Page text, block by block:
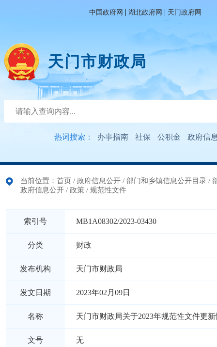
中国政府网 | 湖北政府网 | 天门政府网
天门市财政局
热词搜索： 办事指南 社保 公积金 政府信
当前位置： 首页 / 政府信息公开 / 部门和乡镇信息公开目录 /
政府信息公开 / 政策 / 规范性文件
索引号 MB1A08302/2023-03430
分类 财政
发布机构 天门市财政局
发文日期 2023年02月09日
名称 天门市财政局关于2023年规范性文件更
文号 无